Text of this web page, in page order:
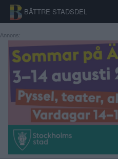
BÄTTRE STADSDEL
START
STADSDEL
PRENUMERATION
SPORT
ÅSIKTER
Annons: